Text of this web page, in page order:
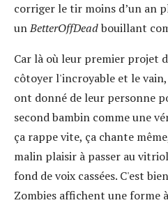
corriger le tir moins d’un an
unBetterOffDeadbouillant
Car là où leur premier projet
côtoyer l'incroyable et le
ont donné de leur personne
second bambin comme une
ça rappe vite, ça chante
malin plaisir à passer au
fond de voix cassées. C'est
Zombies affichent une forme